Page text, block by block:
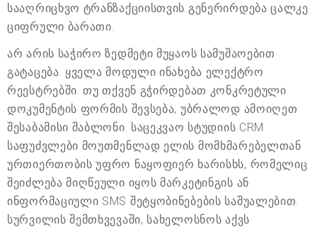
სააღრიცხვო ტრანზაქციისთვის გენერირდება ცალკე
ციფრული ბარათი.
არ არის საჭირო ზედმეტი მუყაოს სამუშაოებით
გატაცება. ყველა მოდული ინახება ელექტრო
რეესტრებში. თუ თქვენ გჭირდებათ კონკრეტული
დოკუმენტის ფორმის შევსება, უბრალოდ ამოიღეთ
შესაბამისი შაბლონი. საცეკვაო სტუდიის CRM
საფუძვლები მოუთმენლად ელის მომხმარებელთან
ურთიერთობის უფრო ნაყოფიერ ხარისხს, რომელიც
შეიძლება მიღწეული იყოს მარკეტინგის ან
ინფორმაციული SMS შეტყობინებების საშუალებით.
სურვილის შემთხვევაში, სახელოსნოს აქვს